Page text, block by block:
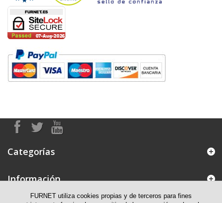
Categorías
Información
FURNET utiliza cookies propias y de terceros para fines